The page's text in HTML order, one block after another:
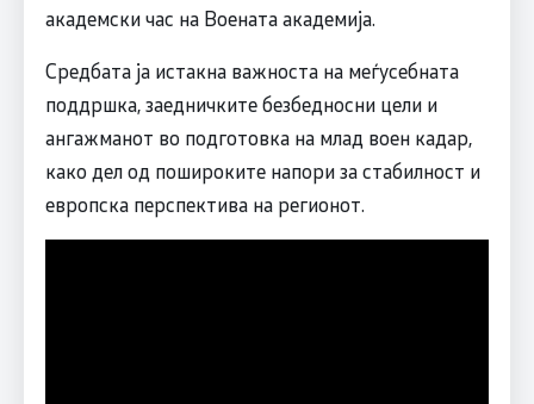
академски час на Воената академија.
Средбата ја истакна важноста на меѓусебната
поддршка, заедничките безбедносни цели и
ангажманот во подготовка на млад воен кадар,
како дел од пошироките напори за стабилност и
европска перспектива на регионот.